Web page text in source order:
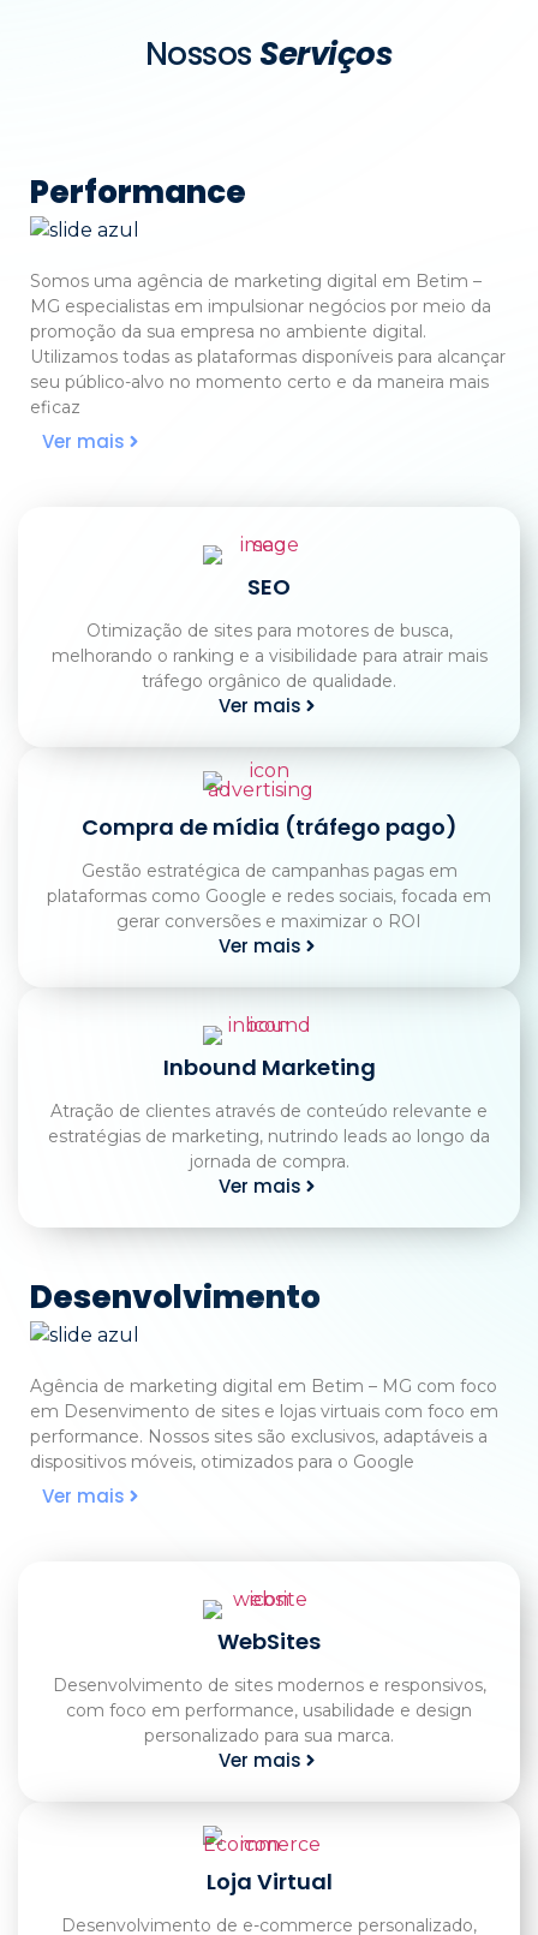
NossosServiços
Performance
Somos uma agência de marketing digital em Betim –
MG especialistas em impulsionar negócios por meio da
promoção da sua empresa no ambiente digital.
Utilizamos todas as plataformas disponíveis para alcançar
seu público-alvo no momento certo e da maneira mais
eficaz
Ver mais
SEO
Otimização de sites para motores de busca,
melhorando o ranking e a visibilidade para atrair mais
tráfego orgânico de qualidade.
Ver mais
Compra de mídia (tráfego pago)
Gestão estratégica de campanhas pagas em
plataformas como Google e redes sociais, focada em
gerar conversões e maximizar o ROI
Ver mais
Inbound Marketing
Atração de clientes através de conteúdo relevante e
estratégias de marketing, nutrindo leads ao longo da
jornada de compra.
Ver mais
Desenvolvimento
Agência de marketing digital em Betim – MG com foco
em Desenvimento de sites e lojas virtuais com foco em
performance. Nossos sites são exclusivos, adaptáveis a
dispositivos móveis, otimizados para o Google
Ver mais
WebSites
Desenvolvimento de sites modernos e responsivos,
com foco em performance, usabilidade e design
personalizado para sua marca.
Ver mais
Loja Virtual
Desenvolvimento de e-commerce personalizado,